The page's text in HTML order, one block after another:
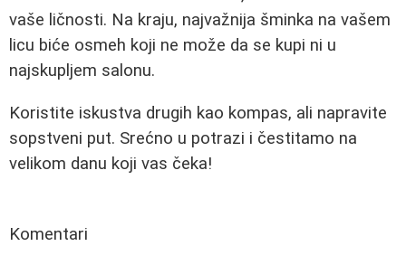
vaše ličnosti. Na kraju, najvažnija šminka na vašem
licu biće osmeh koji ne može da se kupi ni u
najskupljem salonu.
Koristite iskustva drugih kao kompas, ali napravite
sopstveni put. Srećno u potrazi i čestitamo na
velikom danu koji vas čeka!
Komentari